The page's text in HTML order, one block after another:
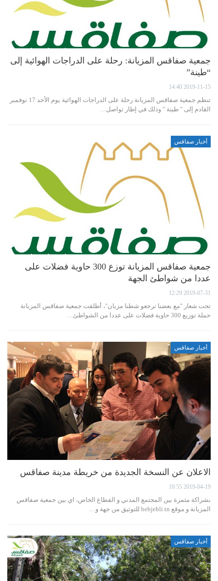
جمعية صفاقس المزيانة: رحلة على الدراجات الهوائية إلى
“طينة”
2019-11-15 14:40
تنظم جمعية صفاقس المزيانة رحلة على الدراجات الهوائية يوم الأحد 17 نوفمبر
القادم إلى " طينة " وذلك في إطار تواصل…
أخبار صفاقس
جمعية صفاقس المزيانة توزع 300 حاوية فضلات على
عددا من شواطئ الجهة
2019-07-31 12:29
تحت شعار "مع بعضنا نرجعو شطنا مزيان"، أطلقت جمعية صفاقس المزيانة
حملة توزيع 300 حاوية فضلات على عددا من الشواطئ…
أخبار صفاقس
الاعلان عن النسخة الجديدة من خريطة مدينة صفاقس
2019-04-19 10:55
بشراكة مثمرة بين المجتمع المدني و القطاع الخاص، اي بين جمعية صفاقس
المزيانة و موقع bebjebli.tn للتوثيق من جهة و…
أخبار صفاقس